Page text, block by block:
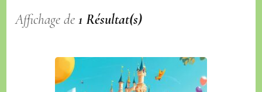
Affichage de1 Résultat(s)